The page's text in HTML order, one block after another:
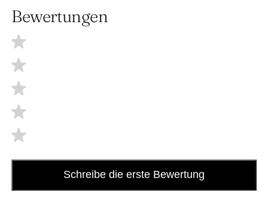
Bewertungen
Schreibe die erste Bewertung